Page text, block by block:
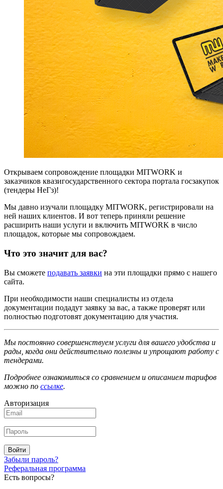
Открываем сопровождение площадки MITWORK и
заказчиков квазигосударственного сектора портала госзакупок
(тендеры НеГз)!
Мы давно изучали площадку MITWORK, регистрировали на
ней наших клиентов. И вот теперь приняли решение
расширить наши услуги и включить MITWORK в число
площадок, которые мы сопровождаем.
Что это значит для вас?
Вы сможете подавать заявки на эти площадки прямо с нашего
сайта.
При необходимости наши специалисты из отдела
документации подадут заявку за вас, а также проверят или
полностью подготовят документацию для участия.
Мы постоянно совершенствуем услуги для вашего удобства и
рады, когда они действительно полезны и упрощают работу с
тендерами.
Подробнее ознакомиться со сравнением и описанием тарифов
можно по ссылке.
Авторизация
Войти
Забыли пароль?
Реферальная программа
Есть вопросы?